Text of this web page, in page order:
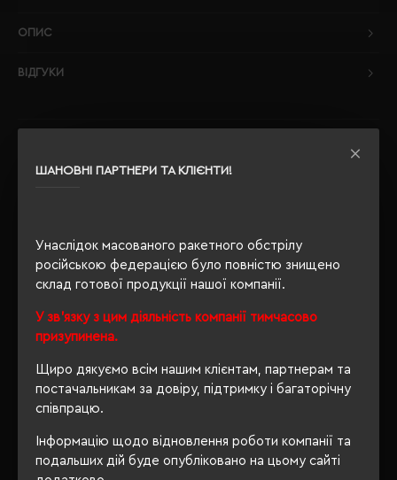
ШАНОВНІ ПАРТНЕРИ ТА КЛІЄНТИ!
Унаслідок масованого ракетного обстрілу
російською федерацією було повністю знищено
склад готової продукції нашої компанії.
У зв'язку з цим діяльність компанії тимчасово
призупинена.
Щиро дякуємо всім нашим клієнтам, партнерам та
постачальникам за довіру, підтримку і багаторічну
співпрацю.
Інформацію щодо відновлення роботи компанії та
подальших дій буде опубліковано на цьому сайті
ОПИС
ВІДГУКИ
РЕКОМЕНДУЄМО